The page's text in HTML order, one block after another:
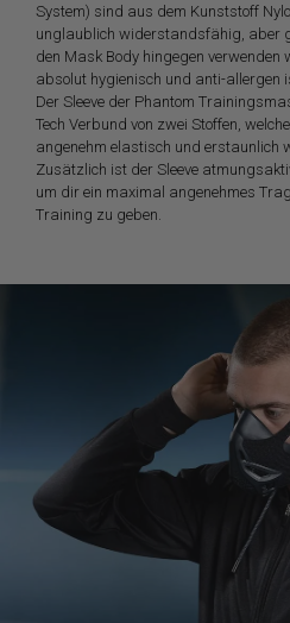
System) sind aus dem Kunststoff
unglaublich widerstandsfähig, aber
den Mask Body hingegen verwenden
absolut hygienisch und anti-allergen
Der Sleeve der Phantom
Tech Verbund von zwei Stoffen,
angenehm elastisch und erstaunlich
Zusätzlich ist der Sleeve
um dir ein maximal angenehmes
Training zu geben.